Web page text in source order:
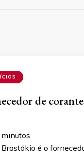
de
minutos
Brastókio é o